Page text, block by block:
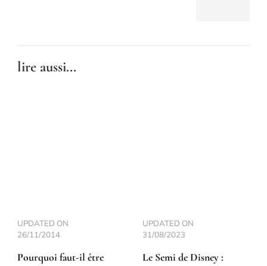
lire aussi...
UPDATED ON
26/11/2014
Pourquoi faut-il être
UPDATED ON
31/08/2023
Le Semi de Disney :